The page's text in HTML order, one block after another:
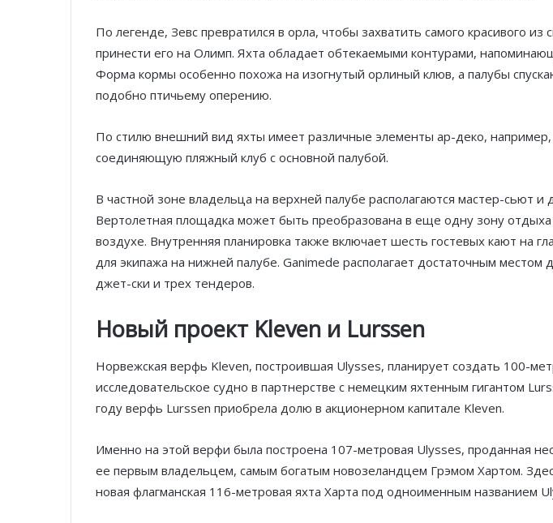
По легенде, Зевс превратился в орла, чтобы захватить самого красивого
принести его на Олимп. Яхта обладает обтекаемыми контурами,
Форма кормы особенно похожа на изогнутый орлиный клюв, а палубы
подобно птичьему оперению.
По стилю внешний вид яхты имеет различные элементы ар-деко,
соединяющую пляжный клуб с основной палубой.
В частной зоне владельца на верхней палубе располагаются мастер-сьют и
Вертолетная площадка может быть преобразована в еще одну зону
воздухе. Внутренняя планировка также включает шесть гостевых кают на
для экипажа на нижней палубе. Ganimede располагает достаточным местом
джет-ски и трех тендеров.
Новый проект Kleven и Lurssen
Норвежская верфь Kleven, построившая Ulysses, планирует создать 100-
исследовательское судно в партнерстве с немецким яхтенным гигантом
году верфь Lurssen приобрела долю в акционерном капитале Kleven.
Именно на этой верфи была построена 107-метровая Ulysses, проданная
ее первым владельцем, самым богатым новозеландцем Грэмом Хартом.
новая флагманская 116-метровая яхта Харта под одноименным названием